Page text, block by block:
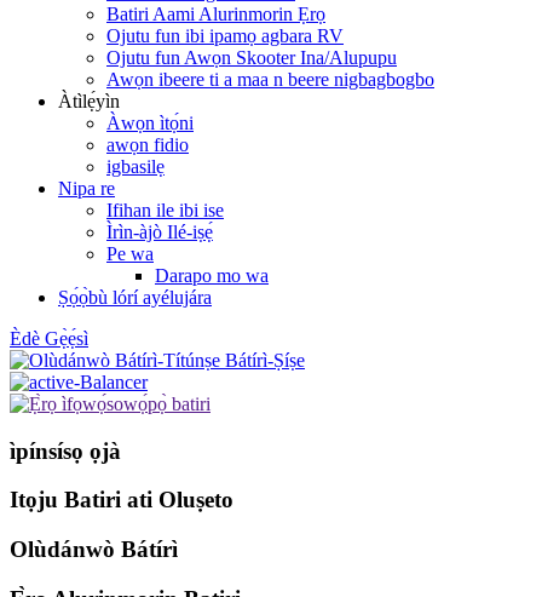
Batiri Aami Alurinmorin Ẹrọ
Ojutu fun ibi ipamọ agbara RV
Ojutu fun Awọn Skooter Ina/Alupupu
Awọn ibeere ti a maa n beere nigbagbogbo
Àtìlẹ́yìn
Àwọn ìtọ́ni
awọn fidio
igbasilẹ
Nipa re
Ifihan ile ibi ise
Ìrìn-àjò Ilé-iṣẹ́
Pe wa
Darapo mo wa
Ṣọ́ọ̀bù lórí ayélujára
Èdè Gẹ̀ẹ́sì
ìpínsísọ ọjà
Itọju Batiri ati Oluṣeto
Olùdánwò Bátírì